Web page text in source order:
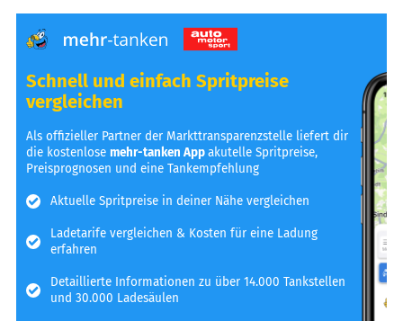
Schnell und einfach Spritpreise
vergleichen
Als offizieller Partner der Markttransparenzstelle liefert dir
die kostenlosemehr-tanken Appakutelle Spritpreise,
Preisprognosen und eine Tankempfehlung
Aktuelle Spritpreise in deiner Nähe vergleichen
Ladetarife vergleichen & Kosten für eine Ladung
erfahren
Detaillierte Informationen zu über 14.000 Tankstellen
und 30.000 Ladesäulen